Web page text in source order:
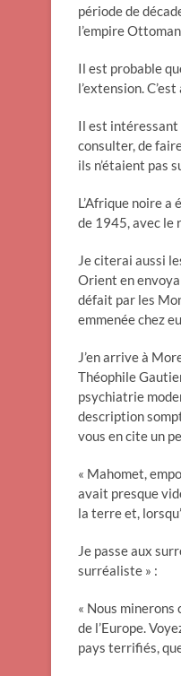
période de
l’empire
Il est probable
l’extension.
Il est intéressant
consulter, de
ils n’étaient pas
L’Afrique noire a
de 1945, avec le
Je citerai aussi
Orient en
défait par les
emmenée chez
J’en arrive à
Théophile
psychiatrie
description
vous en cite un
« Mahomet,
avait presque
la terre et,
Je passe aux
surréaliste » :
« Nous
de l’Europe.
pays terrifiés,